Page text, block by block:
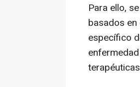
Para ello,
basados
específico